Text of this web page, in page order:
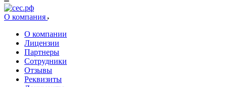
О компания
О компании
Лицензии
Партнеры
Сотрудники
Отзывы
Реквизиты